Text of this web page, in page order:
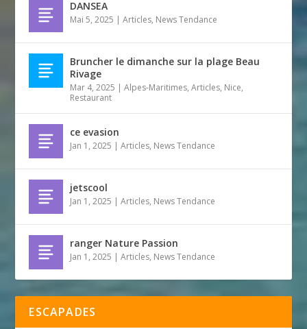
DANSEA
Mai 5, 2025 |Articles, News Tendance
Bruncher le dimanche sur la plage Beau
Rivage
Mar 4, 2025 |Alpes-Maritimes,Articles, Nice,
Restaurant
ce evasion
Jan 1, 2025 |Articles, News Tendance
jetscool
Jan 1, 2025 |Articles, News Tendance
ranger Nature Passion
Jan 1, 2025 |Articles, News Tendance
ESCAPADES